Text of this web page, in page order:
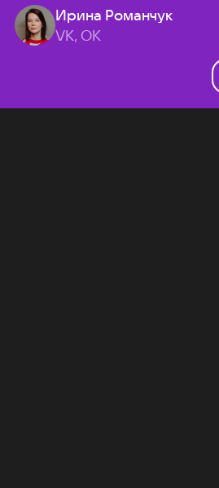
Ирина Романчук
VK, ОК